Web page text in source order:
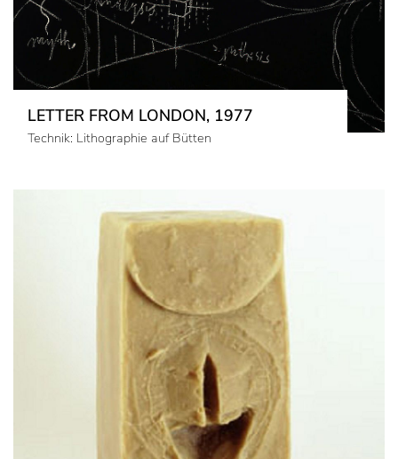
LETTER FROM LONDON, 1977
Technik: Lithographie auf Bütten